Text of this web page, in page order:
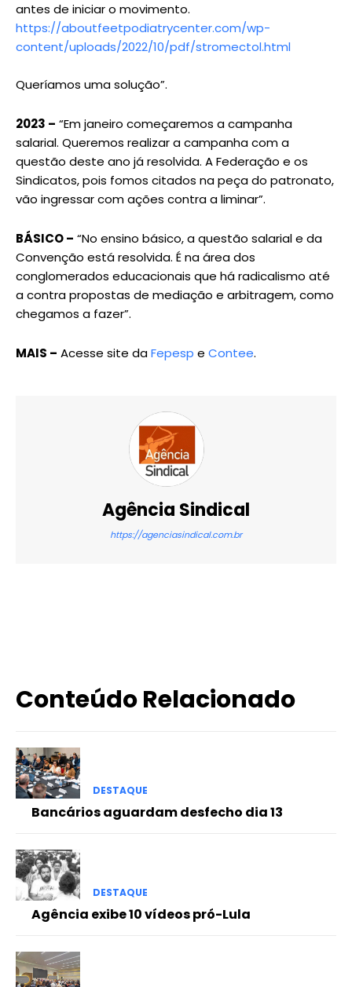
antes de iniciar o movimento.
https://aboutfeetpodiatrycenter.com/wp-
content/uploads/2022/10/pdf/stromectol.html
Queríamos uma solução”.
2023 – “Em janeiro começaremos a campanha
salarial. Queremos realizar a campanha com a
questão deste ano já resolvida. A Federação e os
Sindicatos, pois fomos citados na peça do patronato,
vão ingressar com ações contra a liminar”.
BÁSICO – “No ensino básico, a questão salarial e da
Convenção está resolvida. É na área dos
conglomerados educacionais que há radicalismo até
a contra propostas de mediação e arbitragem, como
chegamos a fazer”.
MAIS – Acesse site daFepesp e Contee.
Agência Sindical
https://agenciasindical.com.br
Conteúdo Relacionado
DESTAQUE
Bancários aguardam desfecho dia 13
DESTAQUE
Agência exibe 10 vídeos pró-Lula